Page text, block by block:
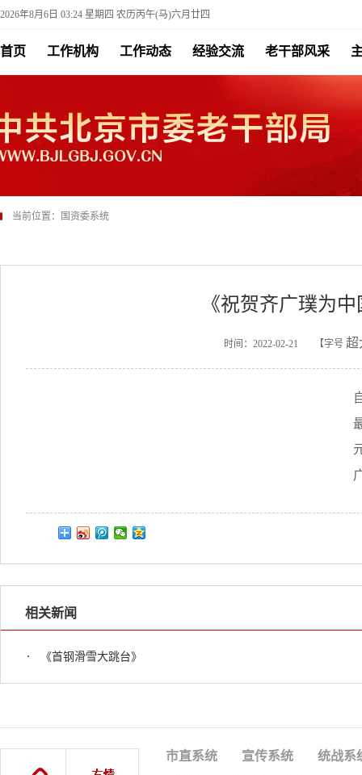
2026年8月6日 03:24 星期四 农历丙午(马)六月廿四
首页 工作机构 工作动态 经验交流 老干部风采
当前位置： 国资委系统
《祝贺齐广璞为
时间：2022-02-21 【字号 超
相关新闻
《首钢滑雪大跳台》
市直系统 宣传系统 统战系